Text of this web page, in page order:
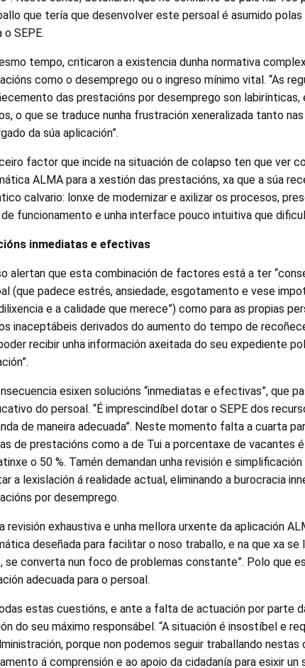
que tería que desenvolver este persoal é asumido
SEPE.
tempo, criticaron a existencia dunha normativa
como o desemprego ou o ingreso mínimo vital. “As
das prestacións por desemprego son
o que se traduce nunha frustración xeneralizada tanto
da súa aplicación”.
factor que incide na situación de colapso ten que ver
ALMA para a xestión das prestacións, xa que a súa
calvario: lonxe de modernizar e axilizar os procesos,
funcionamento e unha interface pouco intuitiva que
inmediatas e efectivas
alertan que esta combinación de factores está a ter
(que padece estrés, ansiedade, esgotamento e vese
e a calidade que merece”) como para as propias
inaceptábeis derivados do aumento do tempo de
recibir unha información axeitada do seu expediente
esixen solucións “inmediatas e efectivas”, que
do persoal. “É imprescindíbel dotar o SEPE dos
de maneira adecuada”. Neste momento falta a cuarta
de prestacións como a de Tui a porcentaxe de vacantes
o 50 %. Tamén demandan unha revisión e
a lexislación á realidade actual, eliminando a burocracia
por desemprego.
revisión exhaustiva e unha mellora urxente da aplicación
deseñada para facilitar o noso traballo, e na que xa
se converta nun foco de problemas constante”. Polo que
adecuada para o persoal.
estas cuestións, e ante a falta de actuación por parte
do seu máximo responsábel. “A situación é insostíbel e
porque non podemos seguir traballando nestas
á comprensión e ao apoio da cidadanía para esixir